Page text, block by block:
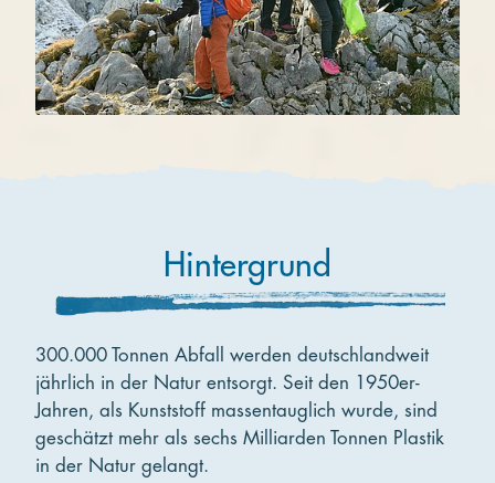
Hintergrund
300.000 Tonnen Abfall werden deutschlandweit
jährlich in der Natur entsorgt. Seit den 1950er-
Jahren, als Kunststoff massentauglich wurde, sind
geschätzt mehr als sechs Milliarden Tonnen Plastik
in der Natur gelangt.